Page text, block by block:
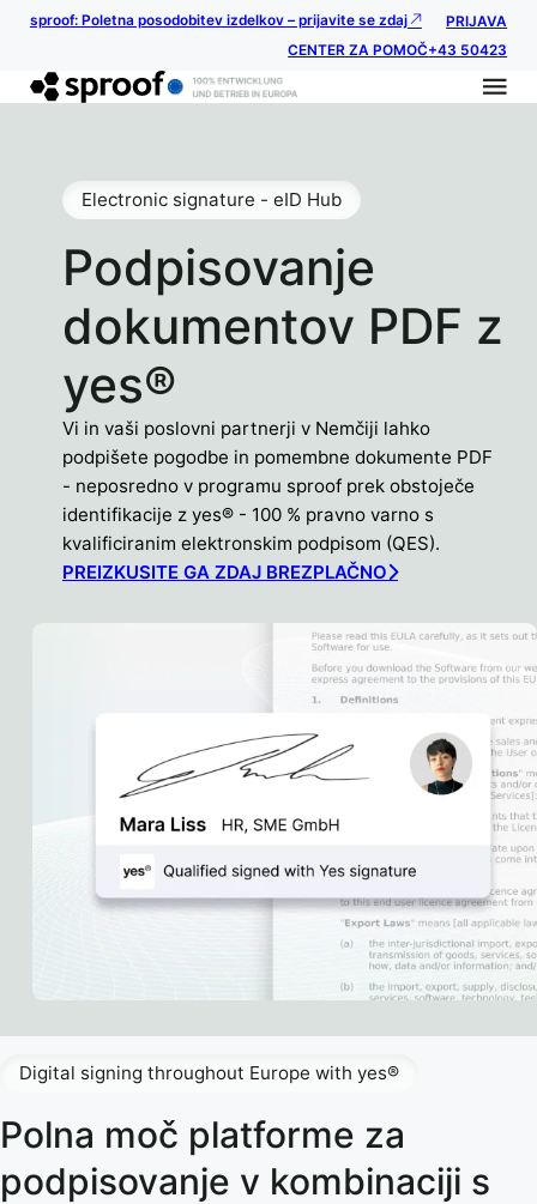
sproof: Poletna posodobitev izdelkov – prijavite se zdaj
PRIJAVA
CENTER ZA POMOČ+43 50423
Podpisovanje
dokumentov PDF z
yes®
Electronic signature - eID Hub
Vi in vaši poslovni partnerji v Nemčiji lahko
podpišete pogodbe in pomembne dokumente PDF
- neposredno v programu sproof prek obstoječe
identifikacije z yes® - 100 % pravno varno s
kvalificiranim elektronskim podpisom (QES).
PREIZKUSITE GA ZDAJ BREZPLAČNO
Polna moč platforme za
podpisovanje v kombinaciji s
Digital signing throughout Europe with yes®